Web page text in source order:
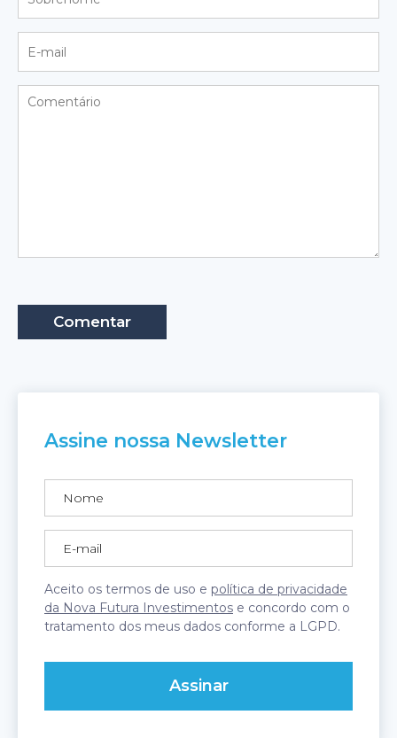
Assine nossa Newsletter
Aceito os termos de uso e política de privacidade
da Nova Futura Investimentos e concordo com o
tratamento dos meus dados conforme a LGPD.